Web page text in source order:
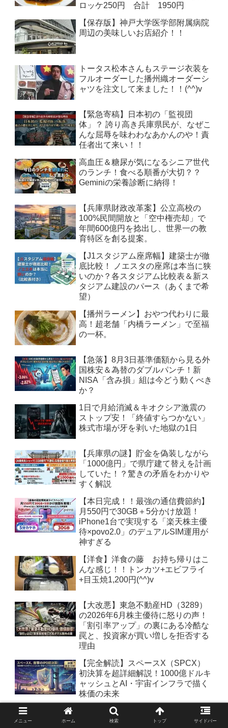
ロッケ250円 合計 1950円
【保存版】神戸大学医学部附属病院
周辺の美味しいお店紹介！！
トータス松本さんもステージ衣装を
フルオーダーした播州織オーダーシ
ャツを注文して来ました！！(^^)v
【緊急寄稿】日本初の「監視団
体」？ 誇り高き兵庫県民が、なぜこ
んな屈辱を味わわなあかんのや！責
任者出て来い！！
高血圧＆糖尿が気になるシニア世代
のランチ！食べる順番が大切？？
Geminiの栄養診断に納得！
【兵庫県財政改革案】公立高校の
100%民間開放と「空中権売却」で
年間600億円を捻出し、世界一の教
育特区を創る提案。
【J1スタジアム座席幅】建築士が徹
底比較！ ノエスタの座席は本当に狭
いのか？各スタジアム比較表＆新ス
タジアム建設のパース（あくまで希
望）
【播州ラーメン】おやつ代わりに最
高！超老舗「内橋ラーメン」で至福
の一杯。
【急落】8月3日基準価額から見る外
国株安＆為替のダブルパンチ！新
NISA「含み損」組は今どう動くべき
か？
1日で月給消滅＆キオクシア激震の
ストップ安！「終値すらつかない」
株式市場が牙を剥いた地獄の1日
【兵庫県の謎】貯金を偽装しながら
「1000億円」で県庁建て替えを計画
していた！？驚きの矛盾をわかりや
すく解説
【本日完成！！最強の通信費節約】
月550円で30GB＋5分かけ放題！
iPhone1台で実現する「楽天株主優
待×povo2.0」のデュアルSIM運用が
神すぎる
【洋食】洋食の藤 お持ち帰りはこ
んな感じ！！トンカツ+エビフライ
+目玉焼1,200円(^^)v
【大改悪】東急不動産HD（3289）
の2026年6月株主優待に怒りの声！
「割引率アップ」の裏にある冷酷な
罠と、投資家が買い増しを拒否する
理由
【完全解読】スペースX（SPCX）
初決算を超詳細解説！1000億ドルキ
ャッシュとAI・宇宙インフラで描く
株価の未来
【緊急市況分析】熊本地震・イオン
モール熊本の事故被害と相場観：被
メニュー ホーム 検索 トップ サイドバー